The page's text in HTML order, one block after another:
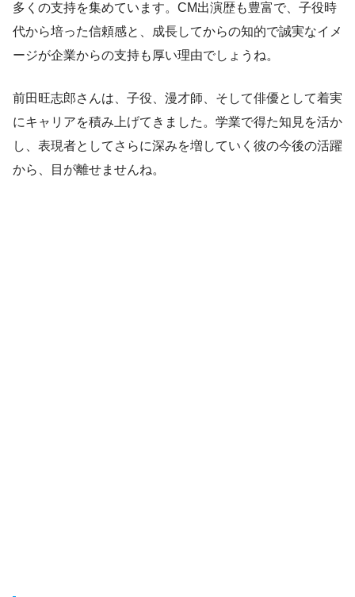
多くの支持を集めています。CM出演歴も豊富で、子役時
代から培った信頼感と、成長してからの知的で誠実なイメ
ージが企業からの支持も厚い理由でしょうね。
前田旺志郎さんは、子役、漫才師、そして俳優として着実
にキャリアを積み上げてきました。学業で得た知見を活か
し、表現者としてさらに深みを増していく彼の今後の活躍
から、目が離せませんね。